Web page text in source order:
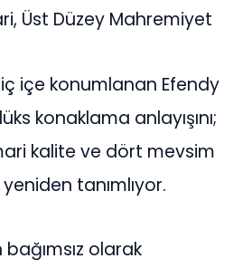
Üst Düzey Mahremiyet
içe konumlanan Efendy
konaklama anlayışını;
kalite ve dört mevsim
tanımlıyor.
olarak